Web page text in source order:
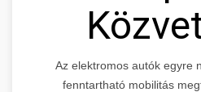
Az elektromos autók egyre
fenntartható mobilitás